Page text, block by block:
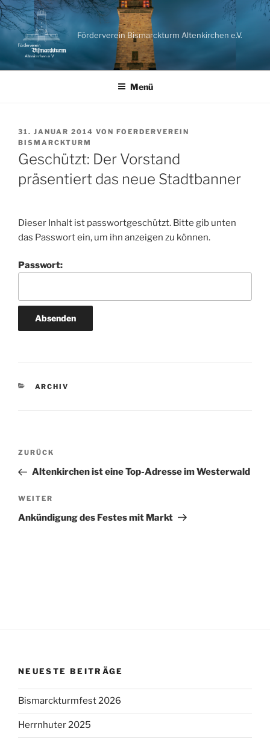
Förderverein Bismarckturm Altenkirchen e.V.
Menü
31. JANUAR 2014 VON FOERDERVEREIN
BISMARCKTURM
Geschützt: Der Vorstand
präsentiert das neue Stadtbanner
Dieser Inhalt ist passwortgeschützt. Bitte gib unten
das Passwort ein, um ihn anzeigen zu können.
Passwort:
ARCHIV
ZURÜCK
Altenkirchen ist eine Top-Adresse im Westerwald
WEITER
Ankündigung des Festes mit Markt
NEUESTE BEITRÄGE
Bismarckturmfest 2026
Herrnhuter 2025